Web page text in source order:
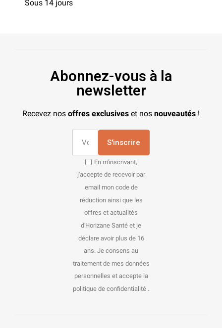
Sous 14 jours
Abonnez-vous à la
newsletter
Recevez nos offres exclusives et nos nouveautés !
S'inscrire
En m'inscrivant,
j'accepte de recevoir par
email mon code de
réduction ainsi que les
offres et actualités
d'Horizane Santé et je
déclare avoir plus de 16
ans. Je consens au
traitement de mes données
personnelles et accepte la
politique de confidentialité .